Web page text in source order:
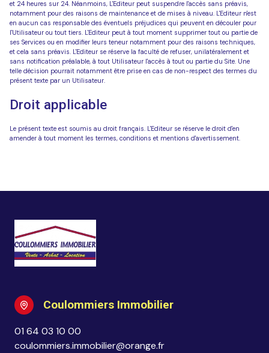
et 24 heures sur 24. Néanmoins, L'Editeur peut suspendre l'accès sans préavis,
notamment pour des raisons de maintenance et de mises à niveau. L'Editeur n'est
en aucun cas responsable des éventuels préjudices qui peuvent en découler pour
l'Utilisateur ou tout tiers. L'Editeur peut à tout moment supprimer tout ou partie de
ses Services ou en modifier leurs teneur notamment pour des raisons techniques,
et cela sans préavis. L'Editeur se réserve la faculté de refuser, unilatéralement et
sans notification préalable, à tout Utilisateur l'accès à tout ou partie du Site. Une
telle décision pourrait notamment être prise en cas de non-respect des termes du
présent texte par un Utilisateur.
Droit applicable
Le présent texte est soumis au droit français. L'Editeur se réserve le droit d'en
amender à tout moment les termes, conditions et mentions d'avertissement.
Coulommiers Immobilier
01 64 03 10 00
coulommiers.immobilier@orange.fr